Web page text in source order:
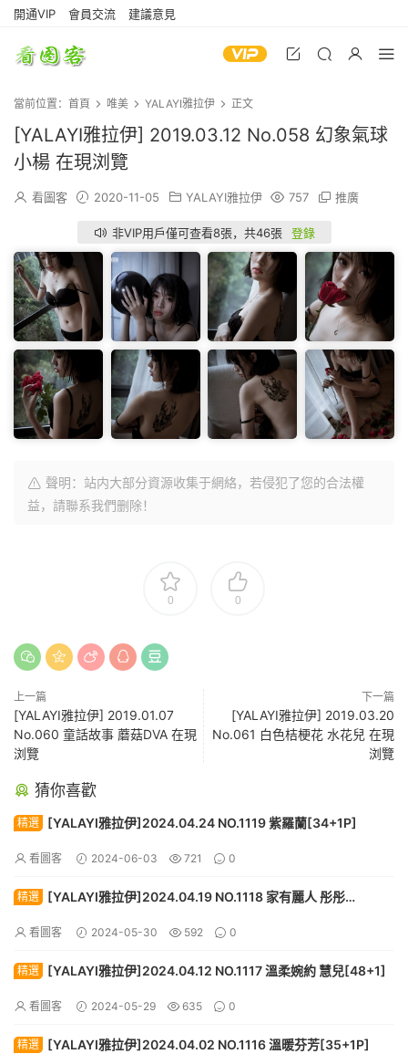
開通VIP 會員交流 建議意見
當前位置： 首頁 唯美 YALAYI雅拉伊 正文
[YALAYI雅拉伊] 2019.03.12 No.058 幻象氣球
小楊 在現浏覽
看圖客 2020-11-05 YALAYI雅拉伊 757 推廣
非VIP用戶僅可查看8張，共46張 登錄
聲明：站内大部分資源收集于網絡，若侵犯了您的合法權
益，請聯系我們删除！
0 0
上一篇
[YALAYI雅拉伊] 2019.01.07
No.060 童話故事 蘑菇DVA 在現
浏覽
下一篇
[YALAYI雅拉伊] 2019.03.20
No.061 白色桔梗花 水花兒 在現
浏覽
猜你喜歡
精選 [YALAYI雅拉伊]2024.04.24 NO.1119 紫羅蘭[34+1P]
看圖客 2024-06-03 721 0
精選
[YALAYI雅拉伊]2024.04.19 NO.1118 家有麗人 彤彤
看圖客 2024-05-30 592 0
精選 [YALAYI雅拉伊]2024.04.12 NO.1117 溫柔婉約 慧兒[48+1]
看圖客 2024-05-29 635 0
精選 [YALAYI雅拉伊]2024.04.02 NO.1116 溫暖芬芳[35+1P]